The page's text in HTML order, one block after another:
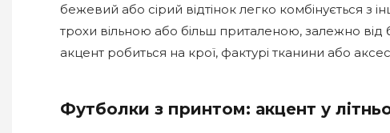
бежевий або сірий відтінок легко комбінується
трохи вільною або більш приталеною, залежно від
акцент робиться на крої, фактурі тканини або
Футболки з принтом: акцент у